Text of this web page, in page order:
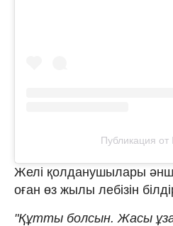
Публикация от
Желі қолданушылары
оған өз жылы лебізін
"Құтты болсын. Жасы